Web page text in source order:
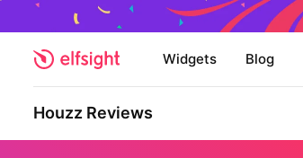
Widgets Blog
Houzz Reviews